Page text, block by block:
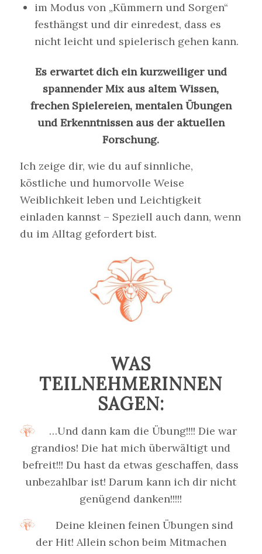
im Modus von „Kümmern und Sorgen“
festhängst und dir einredest, dass es
nicht leicht und spielerisch gehen kann.
Es erwartet dich ein kurzweiliger und
spannender Mix aus altem Wissen,
frechen Spielereien, mentalen Übungen
und Erkenntnissen aus der aktuellen
Forschung.
Ich zeige dir, wie du auf sinnliche,
köstliche und humorvolle Weise
Weiblichkeit leben und Leichtigkeit
einladen kannst – Speziell auch dann, wenn
du im Alltag gefordert bist.
WAS
TEILNEHMERINNEN
SAGEN:
…Und dann kam die Übung!!!! Die war
grandios! Die hat mich überwältigt und
befreit!!! Du hast da etwas geschaffen, dass
unbezahlbar ist! Darum kann ich dir nicht
genügend danken!!!!!
Deine kleinen feinen Übungen sind
der Hit! Allein schon beim Mitmachen